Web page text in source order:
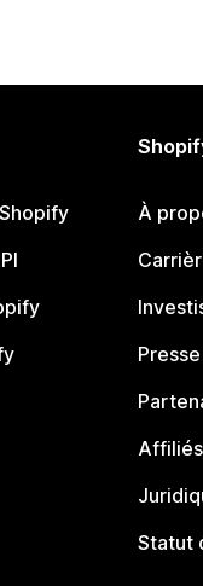
À
Affiliés
Statut